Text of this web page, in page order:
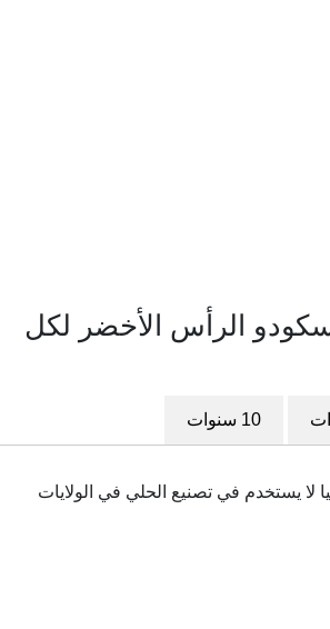
الرأس الأخضر لكل
10 سنوات
999 في الألف. و هو عمليا لا يستخدم في تصنيع الحلي في الولايات